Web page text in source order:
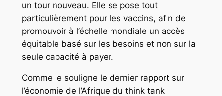
un tour nouveau. Elle se pose tout
particulièrement pour les vaccins, afin de
promouvoir à l’échelle mondiale un accès
équitable basé sur les besoins et non sur la
seule capacité à payer.
Comme le souligne le dernier rapport sur
l’économie de l’Afrique du think tank